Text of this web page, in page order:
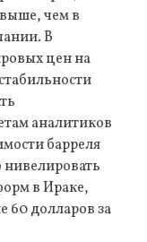
чем в
В
цен на
аналитиков
барреля
в Ираке,
60 долларов за